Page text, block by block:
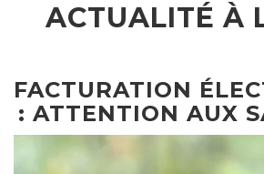
ACTUALITÉ À
FACTURATION
: ATTENTION AUX